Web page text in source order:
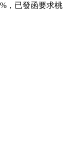
，已發函要求桃